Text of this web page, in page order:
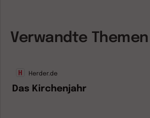
Verwandte Themen
Herder.de
Das Kirchenjahr